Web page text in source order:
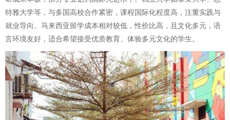
特雅大学等，与多国高校合作紧密，课程国际化程度高，注重实践与
就业导向。马来西亚留学成本相对较低，性价比高，且文化多元，语
言环境友好，适合希望接受优质教育、体验多元文化的学生。